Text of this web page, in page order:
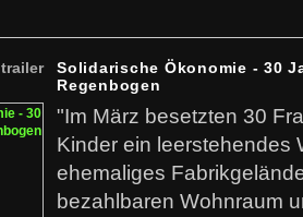
trailer
Solidarische Ökonomie - 30
Regenbogen
"Im März besetzten 30
Kinder ein leerstehendes
ehemaliges
bezahlbaren Wohnraum